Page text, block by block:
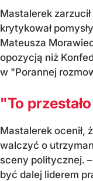
Mastalerek
krytykował
Mateusza
opozycją niż
w "Porannej
"To
Mastalerek ocenił,
walczyć o
sceny politycznej.
być dalej liderem